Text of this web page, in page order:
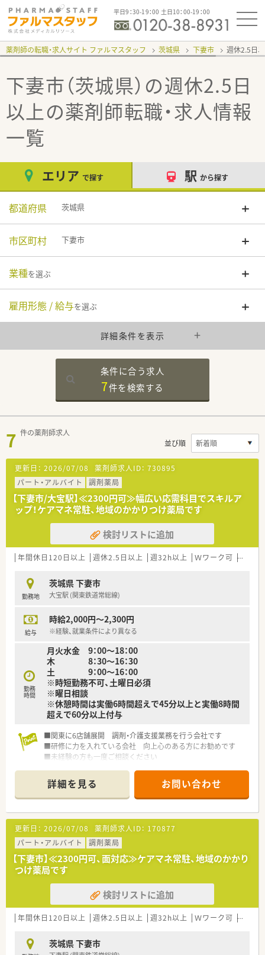
平日9：30-19：00 土日10：00-19：00
薬剤師の転職・求人サイト ファルマスタッフ 茨城県 下妻市 週休2.5日
下妻市（茨城県）の週休2.5日
以上の薬剤師転職・求人情報
一覧
エリア で探す 駅 から探す
都道府県 茨城県
市区町村 下妻市
業種を選ぶ
雇用形態 / 給与を選ぶ
詳細条件を表示
条件に合う求人
7件を検索する
7 件の薬剤師求人
並び順
更新日： 2026/07/08 薬剤師求人ID： 730895
パート・アルバイト
調剤薬局
【下妻市/大宝駅】≪2300円可≫幅広い応需科目でスキルア
ップ！ケアマネ常駐、地域のかかりつけ薬局です
検討リストに追加
年間休日120日以上 週休2.5日以上 週32h以上 Ｗワーク可 残業
勤務地
茨城県 下妻市
大宝駅 (関東鉄道常総線)
給与
時給2,000円～2,300円
※経験、就業条件により異なる
勤務
時間
月火水金 9：00～18：00
木 8：30～16：30
土 9：00～16：00
※時短勤務不可、土曜日必須
※曜日相談
※休憩時間は実働6時間超えで45分以上と実働8時間
超えで60分以上付与
■関東に6店舗展開 調剤・介護支援業務を行う会社です
■研修に力を入れている会社 向上心のある方にお勧めです
■未経験の方も一度ご相談ください
詳細を見る お問い合わせ
更新日： 2026/07/08 薬剤師求人ID： 170877
パート・アルバイト
調剤薬局
【下妻市】≪2300円可、面対応≫ケアマネ常駐、地域のかかり
つけ薬局です
検討リストに追加
年間休日120日以上 週休2.5日以上 週32h以上 Ｗワーク可 残業
茨城県 下妻市